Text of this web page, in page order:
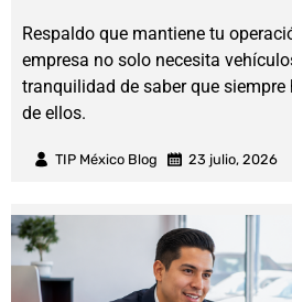
TIP México Blog 23 julio, 2026
Respaldo que mantiene tu
empresa no solo necesita
tranquilidad de saber que
de ellos.